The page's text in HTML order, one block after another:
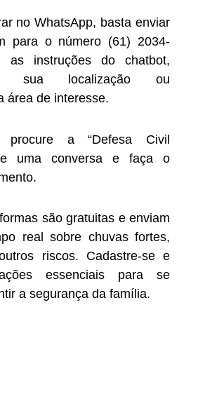
no WhatsApp, basta enviar
para o número (61) 2034-
as instruções do chatbot,
sua localização ou
área de interesse.
procure a “Defesa Civil
uma conversa e faça o
são gratuitas e enviam
real sobre chuvas fortes,
riscos. Cadastre-se e
essenciais para se
a segurança da família.